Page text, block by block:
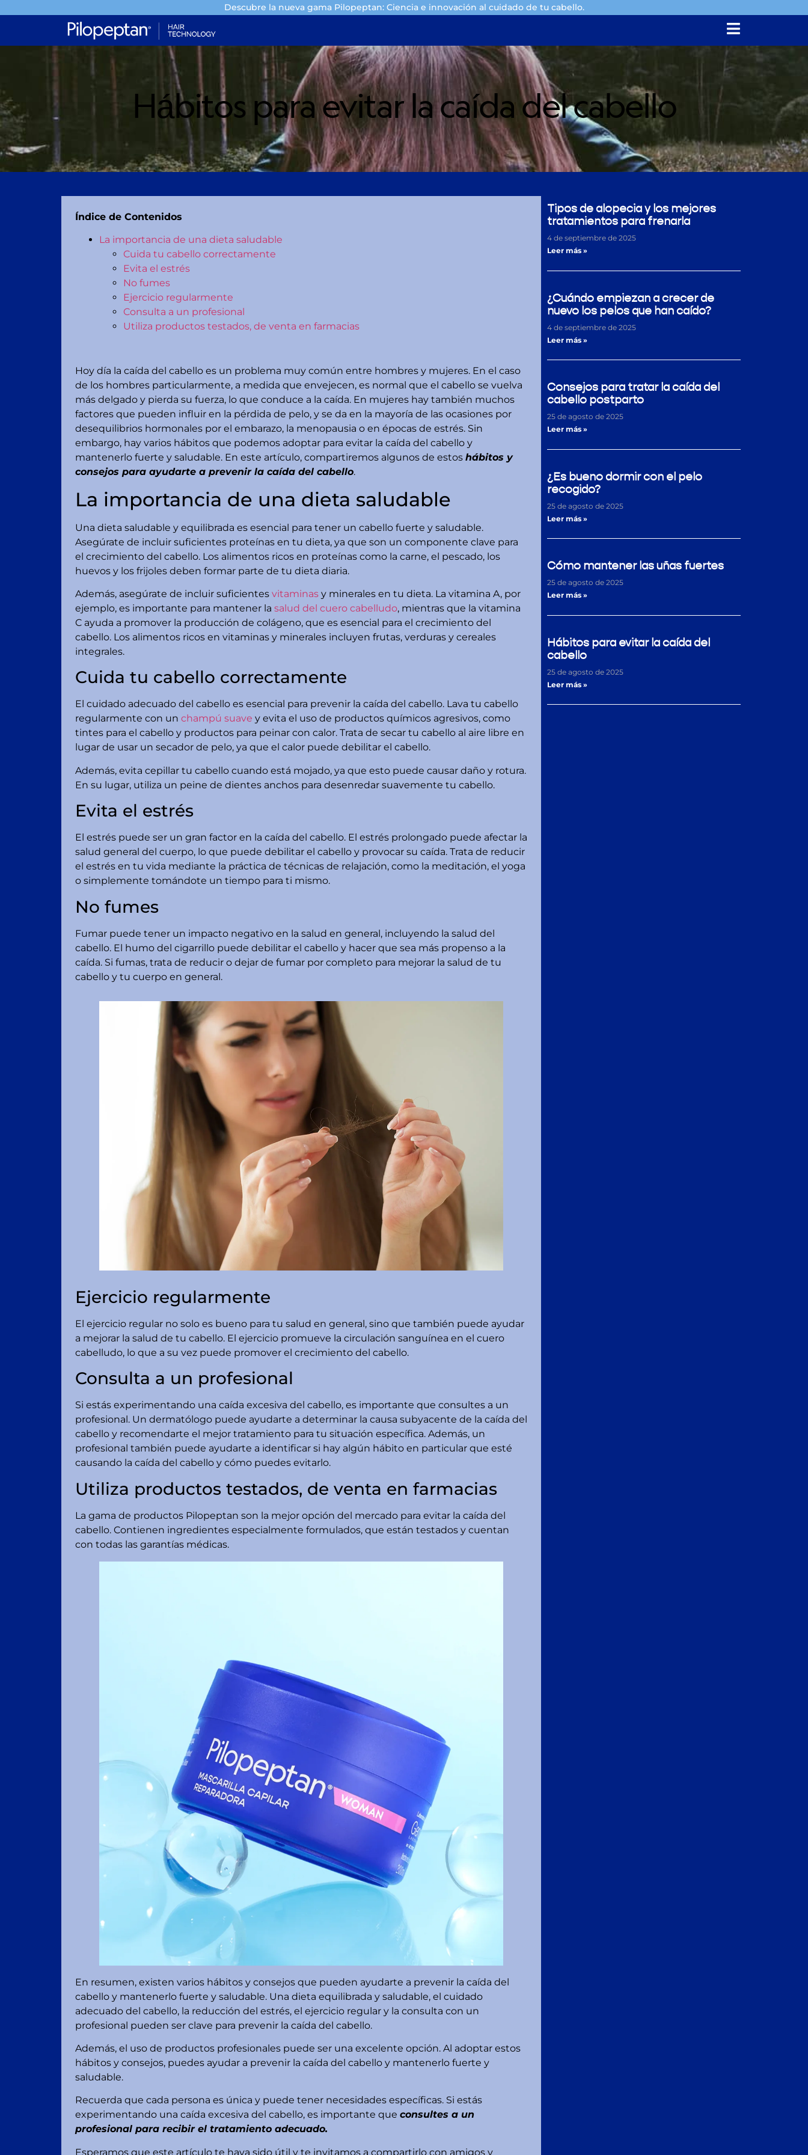
Descubre la nueva gama Pilopeptan: Ciencia e innovación al cuidado de tu cabello.
Hábitos para evitar la caída del cabello
Índice de Contenidos
La importancia de una dieta saludable
Cuida tu cabello correctamente
Evita el estrés
No fumes
Ejercicio regularmente
Consulta a un profesional
Utiliza productos testados, de venta en farmacias
Hoy día la caída del cabello es un problema muy común entre hombres y mujeres. En el caso
de los hombres particularmente, a medida que envejecen, es normal que el cabello se vuelva
más delgado y pierda su fuerza, lo que conduce a la caída. En mujeres hay también muchos
factores que pueden influir en la pérdida de pelo, y se da en la mayoría de las ocasiones por
desequilibrios hormonales por el embarazo, la menopausia o en épocas de estrés. Sin
embargo, hay varios hábitos que podemos adoptar para evitar la caída del cabello y
mantenerlo fuerte y saludable. En este artículo, compartiremos algunos de estos hábitos y
consejos para ayudarte a prevenir la caída del cabello.
La importancia de una dieta saludable
Una dieta saludable y equilibrada es esencial para tener un cabello fuerte y saludable.
Asegúrate de incluir suficientes proteínas en tu dieta, ya que son un componente clave para
el crecimiento del cabello. Los alimentos ricos en proteínas como la carne, el pescado, los
huevos y los frijoles deben formar parte de tu dieta diaria.
Además, asegúrate de incluir suficientes vitaminasy minerales en tu dieta. La vitamina A, por
ejemplo, es importante para mantener la salud del cuero cabelludo, mientras que la vitamina
C ayuda a promover la producción de colágeno, que es esencial para el crecimiento del
cabello. Los alimentos ricos en vitaminas y minerales incluyen frutas, verduras y cereales
integrales.
Cuida tu cabello correctamente
El cuidado adecuado del cabello es esencial para prevenir la caída del cabello. Lava tu cabello
regularmente con un champú suave y evita el uso de productos químicos agresivos, como
tintes para el cabello y productos para peinar con calor. Trata de secar tu cabello al aire libre en
lugar de usar un secador de pelo, ya que el calor puede debilitar el cabello.
Además, evita cepillar tu cabello cuando está mojado, ya que esto puede causar daño y rotura.
En su lugar, utiliza un peine de dientes anchos para desenredar suavemente tu cabello.
Evita el estrés
El estrés puede ser un gran factor en la caída del cabello. El estrés prolongado puede afectar la
salud general del cuerpo, lo que puede debilitar el cabello y provocar su caída. Trata de reducir
el estrés en tu vida mediante la práctica de técnicas de relajación, como la meditación, el yoga
o simplemente tomándote un tiempo para ti mismo.
No fumes
Fumar puede tener un impacto negativo en la salud en general, incluyendo la salud del
cabello. El humo del cigarrillo puede debilitar el cabello y hacer que sea más propenso a la
caída. Si fumas, trata de reducir o dejar de fumar por completo para mejorar la salud de tu
cabello y tu cuerpo en general.
Ejercicio regularmente
El ejercicio regular no solo es bueno para tu salud en general, sino que también puede ayudar
a mejorar la salud de tu cabello. El ejercicio promueve la circulación sanguínea en el cuero
cabelludo, lo que a su vez puede promover el crecimiento del cabello.
Consulta a un profesional
Si estás experimentando una caída excesiva del cabello, es importante que consultes a un
profesional. Un dermatólogo puede ayudarte a determinar la causa subyacente de la caída del
cabello y recomendarte el mejor tratamiento para tu situación específica. Además, un
profesional también puede ayudarte a identificar si hay algún hábito en particular que esté
causando la caída del cabello y cómo puedes evitarlo.
Utiliza productos testados, de venta en farmacias
La gama de productos Pilopeptan son la mejor opción del mercado para evitar la caída del
cabello. Contienen ingredientes especialmente formulados, que están testados y cuentan
con todas las garantías médicas.
En resumen, existen varios hábitos y consejos que pueden ayudarte a prevenir la caída del
cabello y mantenerlo fuerte y saludable. Una dieta equilibrada y saludable, el cuidado
adecuado del cabello, la reducción del estrés, el ejercicio regular y la consulta con un
profesional pueden ser clave para prevenir la caída del cabello.
Además, el uso de productos profesionales puede ser una excelente opción. Al adoptar estos
hábitos y consejos, puedes ayudar a prevenir la caída del cabello y mantenerlo fuerte y
saludable.
Recuerda que cada persona es única y puede tener necesidades específicas. Si estás
experimentando una caída excesiva del cabello, es importante que consultes a un
profesional para recibir el tratamiento adecuado.
Esperamos que este artículo te haya sido útil y te invitamos a compartirlo con amigos y
Tipos de alopecia y los mejores
tratamientos para frenarla
4 de septiembre de 2025
Leer más »
¿Cuándo empiezan a crecer de
nuevo los pelos que han caído?
4 de septiembre de 2025
Leer más »
Consejos para tratar la caída del
cabello postparto
25 de agosto de 2025
Leer más »
¿Es bueno dormir con el pelo
recogido?
25 de agosto de 2025
Leer más »
Cómo mantener las uñas fuertes
25 de agosto de 2025
Leer más »
Hábitos para evitar la caída del
cabello
25 de agosto de 2025
Leer más »